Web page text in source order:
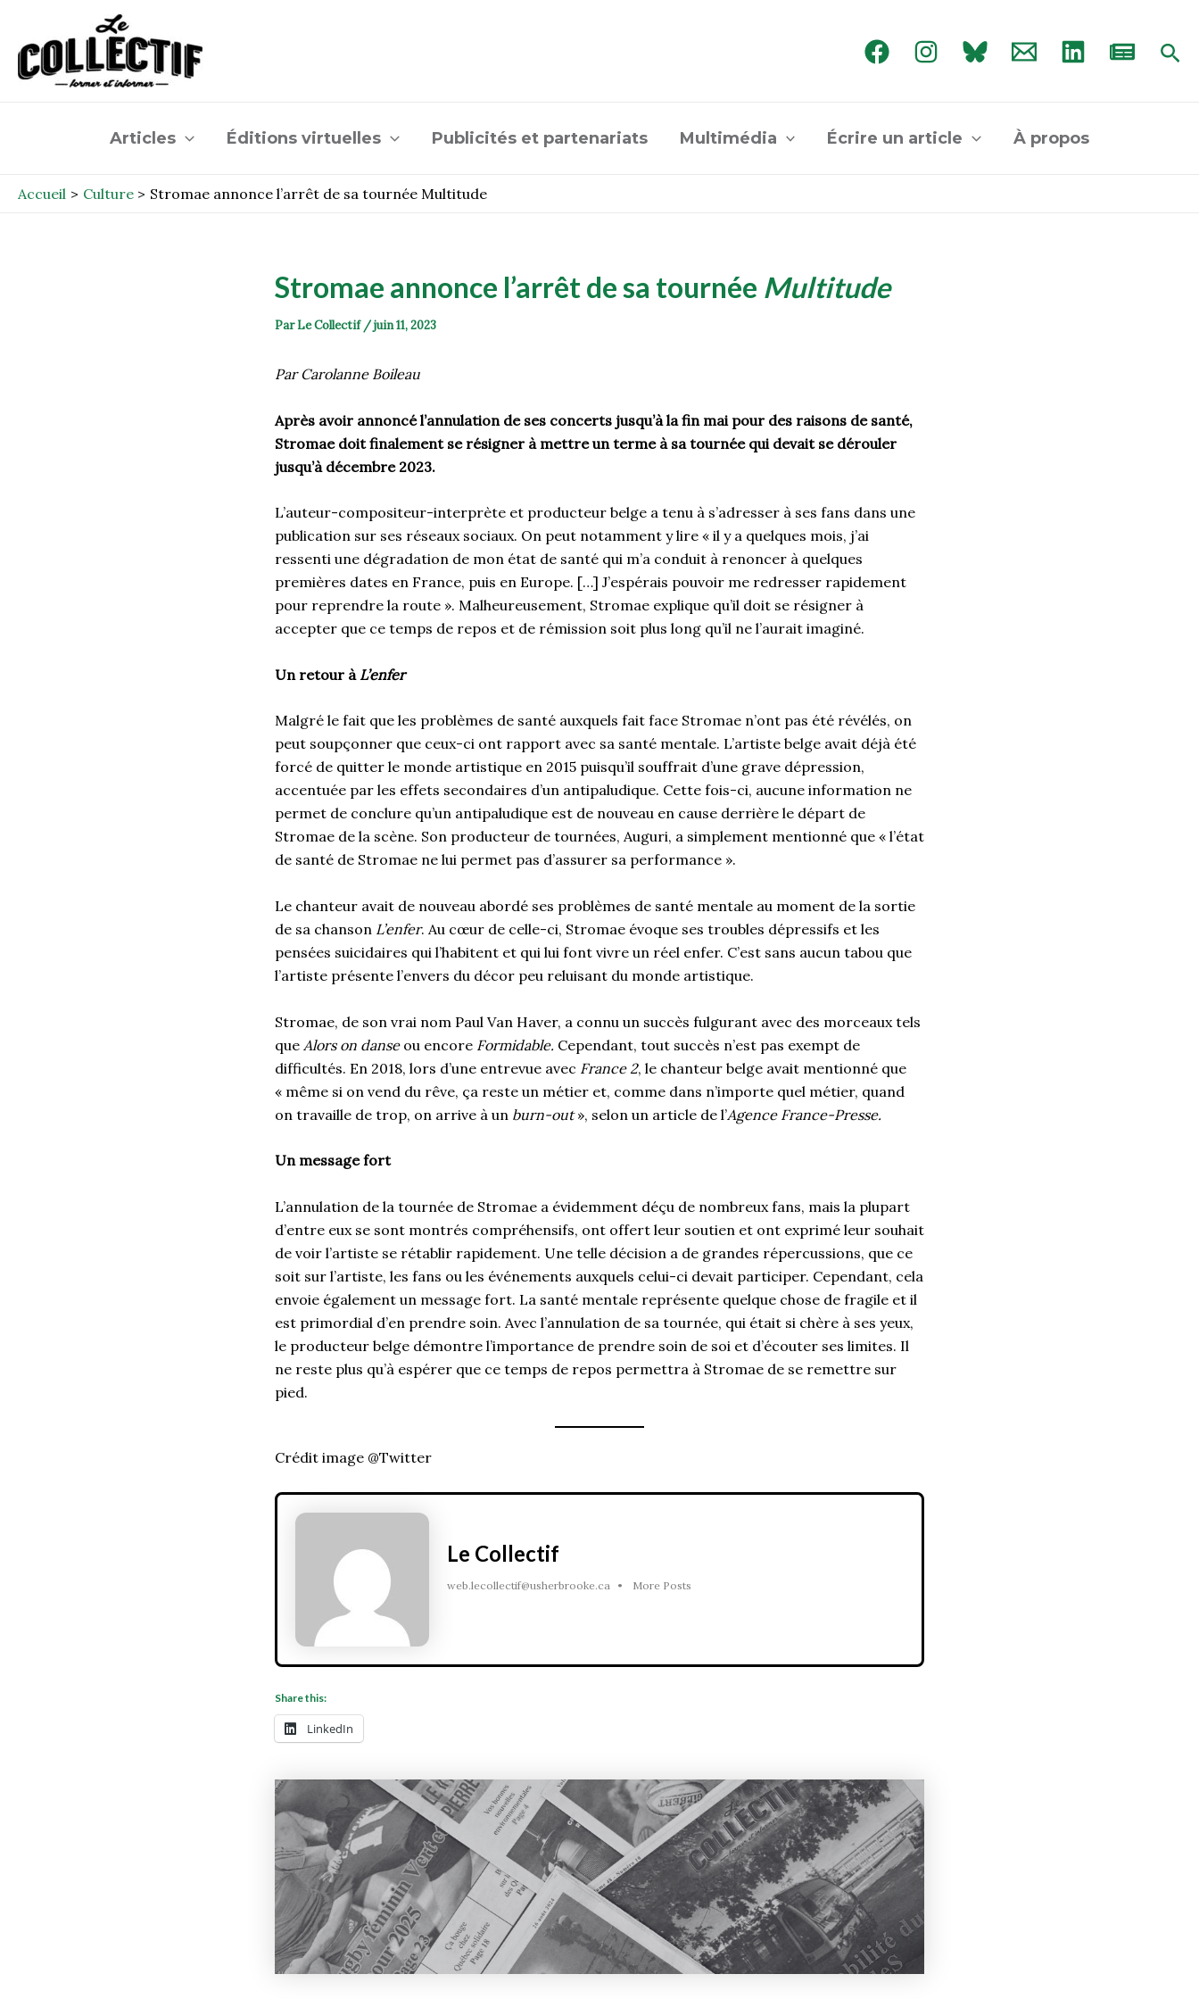
contenu
Articles Éditions virtuelles Publicités et partenariats Multimédia Écrire un article À propos
Accueil Culture Stromae annonce l’arrêt de sa tournée Multitude
Stromae annonce l’arrêt de sa tournée Multitude
ParLe Collectif /juin 11, 2023
Par Carolanne Boileau
Après avoir annoncé l’annulation de ses concerts jusqu’à la fin mai pour des raisons de santé,
Stromae doit finalement se résigner à mettre un terme à sa tournée qui devait se dérouler
jusqu’à décembre 2023.
L’auteur-compositeur-interprète et producteur belge a tenu à s’adresser à ses fans dans une
publication sur ses réseaux sociaux. On peut notamment y lire « il y a quelques mois, j’ai
ressenti une dégradation de mon état de santé qui m’a conduit à renoncer à quelques
premières dates en France, puis en Europe. […] J’espérais pouvoir me redresser rapidement
pour reprendre la route ». Malheureusement, Stromae explique qu’il doit se résigner à
accepter que ce temps de repos et de rémission soit plus long qu’il ne l’aurait imaginé.
Un retour à L’enfer
Malgré le fait que les problèmes de santé auxquels fait face Stromae n’ont pas été révélés, on
peut soupçonner que ceux-ci ont rapport avec sa santé mentale. L’artiste belge avait déjà été
forcé de quitter le monde artistique en 2015 puisqu’il souffrait d’une grave dépression,
accentuée par les effets secondaires d’un antipaludique. Cette fois-ci, aucune information ne
permet de conclure qu’un antipaludique est de nouveau en cause derrière le départ de
Stromae de la scène. Son producteur de tournées, Auguri, a simplement mentionné que « l’état
de santé de Stromae ne lui permet pas d’assurer sa performance ».
Le chanteur avait de nouveau abordé ses problèmes de santé mentale au moment de la sortie
de sa chanson L’enfer. Au cœur de celle-ci, Stromae évoque ses troubles dépressifs et les
pensées suicidaires qui l’habitent et qui lui font vivre un réel enfer. C’est sans aucun tabou que
l’artiste présente l’envers du décor peu reluisant du monde artistique.
Stromae, de son vrai nom Paul Van Haver, a connu un succès fulgurant avec des morceaux tels
que Alors on danseou encore Formidable. Cependant, tout succès n’est pas exempt de
difficultés. En 2018, lors d’une entrevue avec France 2, le chanteur belge avait mentionné que
« même si on vend du rêve, ça reste un métier et, comme dans n’importe quel métier, quand
on travaille de trop, on arrive à un burn-out», selon un article de l’Agence France-Presse.
Un message fort
L’annulation de la tournée de Stromae a évidemment déçu de nombreux fans, mais la plupart
d’entre eux se sont montrés compréhensifs, ont offert leur soutien et ont exprimé leur souhait
de voir l’artiste se rétablir rapidement. Une telle décision a de grandes répercussions, que ce
soit sur l’artiste, les fans ou les événements auxquels celui-ci devait participer. Cependant, cela
envoie également un message fort. La santé mentale représente quelque chose de fragile et il
est primordial d’en prendre soin. Avec l’annulation de sa tournée, qui était si chère à ses yeux,
le producteur belge démontre l’importance de prendre soin de soi et d’écouter ses limites. Il
ne reste plus qu’à espérer que ce temps de repos permettra à Stromae de se remettre sur
pied.
Crédit image @Twitter
Le Collectif
web.lecollectif@usherbrooke.ca • More Posts
Share this:
LinkedIn